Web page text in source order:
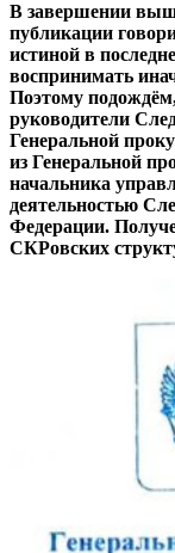
В завершении
публикации
истиной в
воспринимать
Поэтому
руководители
Генеральной
из Генеральной
начальника
деятельностью
Федерации.
СКРовских